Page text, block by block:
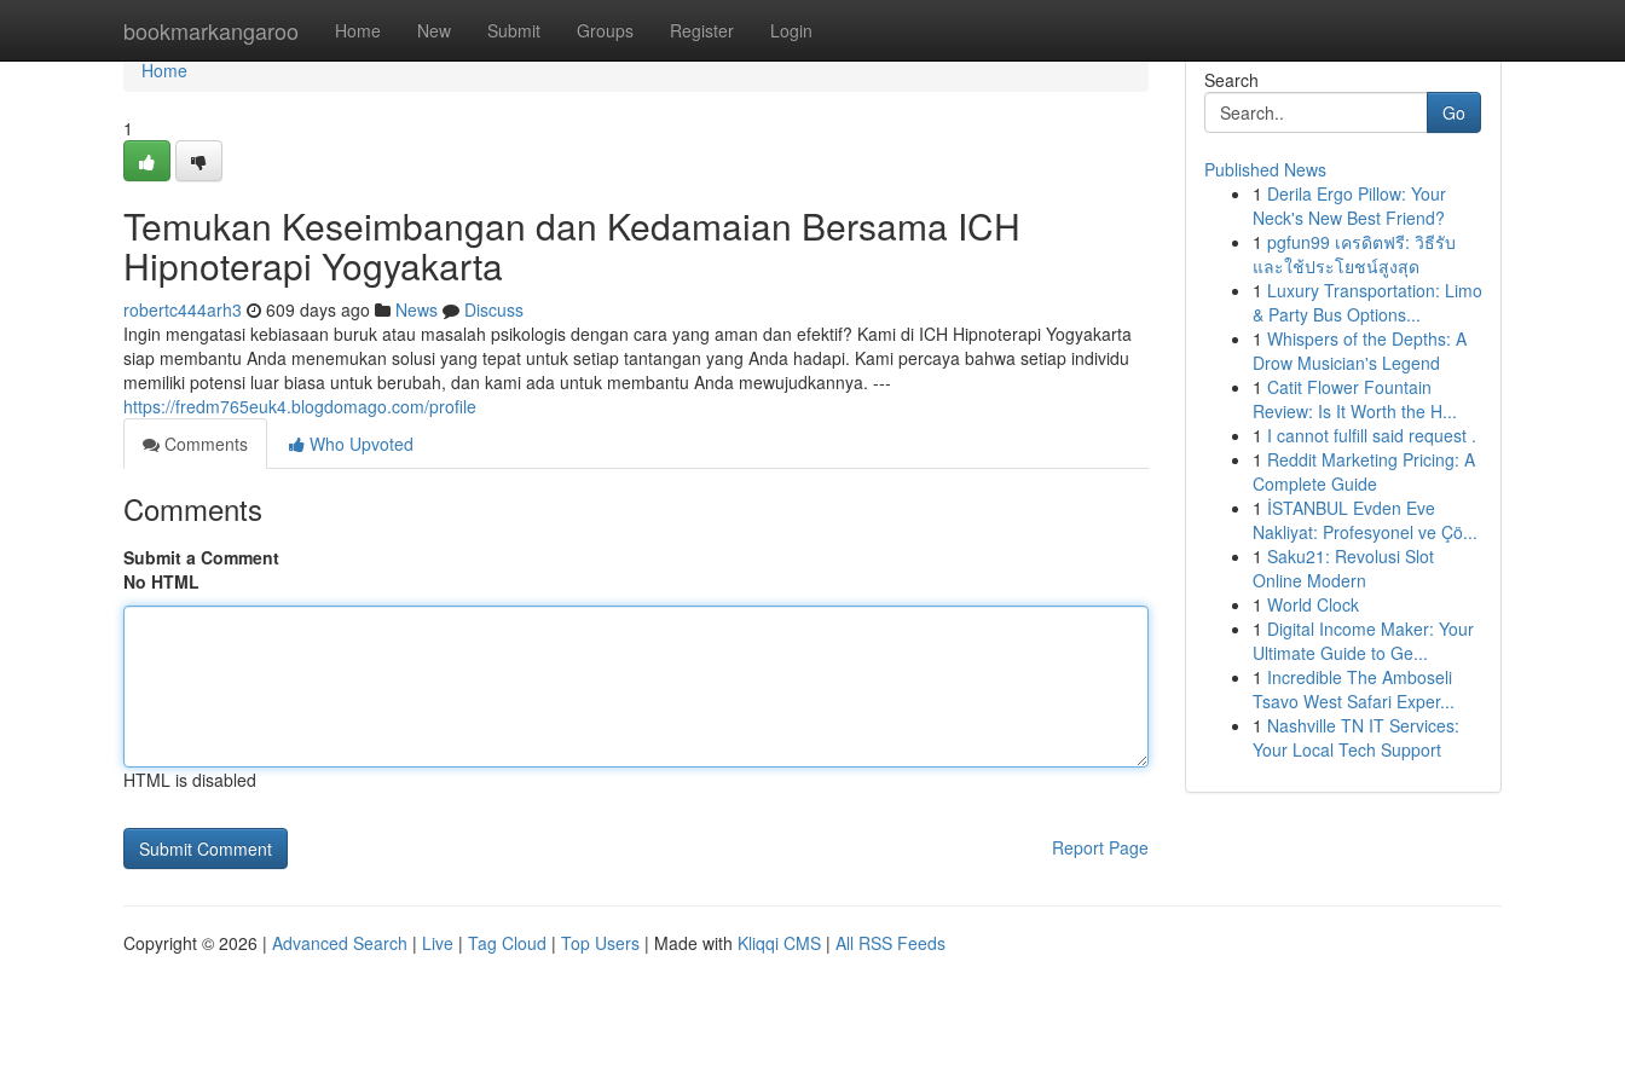
bookmarkangaroo Home New Submit Groups Register Login
Home
Home
1
Temukan Keseimbangan dan Kedamaian Bersama ICH
Hipnoterapi Yogyakarta
robertc444arh3 609 days ago News
Discuss
Ingin mengatasi kebiasaan buruk atau masalah psikologis dengan cara yang aman dan efektif? Kami di ICH Hipnoterapi Yogyakarta
siap membantu Anda menemukan solusi yang tepat untuk setiap tantangan yang Anda hadapi. Kami percaya bahwa setiap individu
memiliki potensi luar biasa untuk berubah, dan kami ada untuk membantu Anda mewujudkannya. ---
https://fredm765euk4.blogdomago.com/profile
Comments
Who Upvoted
Comments
Submit a Comment
No HTML
HTML is disabled
Report Page
Search
Go
Published News
1 Derila Ergo Pillow: Your
Neck's New Best Friend?
1 pgfun99 เครดิตฟรี: วิธีรับ
และใช้ประโยชน์สูงสุด
1 Luxury Transportation: Limo
& Party Bus Options...
1 Whispers of the Depths: A
Drow Musician's Legend
1 Catit Flower Fountain
Review: Is It Worth the H...
1 I cannot fulfill said request .
1 Reddit Marketing Pricing: A
Complete Guide
1 İSTANBUL Evden Eve
Nakliyat: Profesyonel ve Çö...
1 Saku21: Revolusi Slot
Online Modern
1 World Clock
1 Digital Income Maker: Your
Ultimate Guide to Ge...
1 Incredible The Amboseli
Tsavo West Safari Exper...
1 Nashville TN IT Services:
Your Local Tech Support
Copyright © 2026 | Advanced Search | Live | Tag Cloud | Top Users | Made with Kliqqi CMS | All RSS Feeds